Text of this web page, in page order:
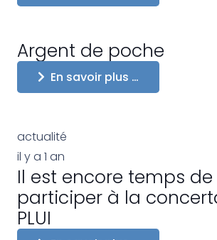
Argent de poche
En savoir plus …
actualité
il y a 1 an
Il est encore temps de
participer à la
PLUI